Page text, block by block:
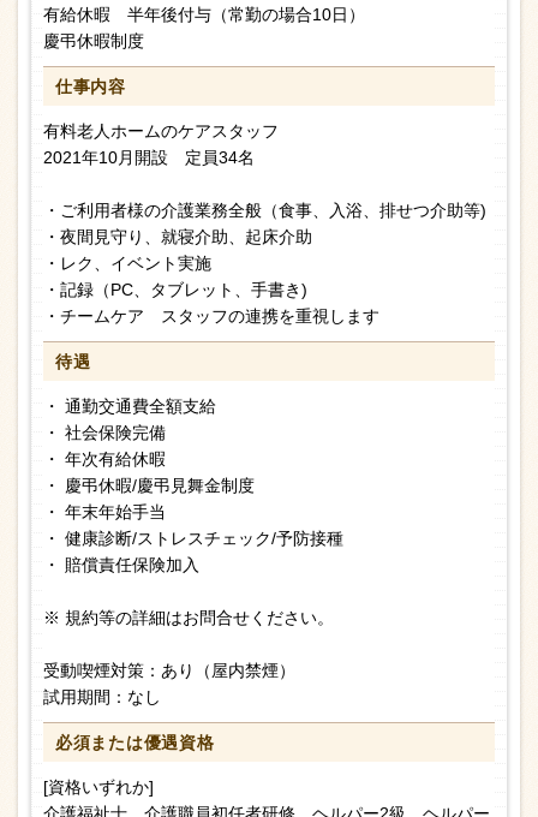
有給休暇 半年後付与（常勤の場合10日）
慶弔休暇制度
仕事内容
有料老人ホームのケアスタッフ
2021年10月開設 定員34名
・ご利用者様の介護業務全般（食事、入浴、排せつ介助等)
・夜間見守り、就寝介助、起床介助
・レク、イベント実施
・記録（PC、タブレット、手書き)
・チームケア スタッフの連携を重視します
待遇
・ 通勤交通費全額支給
・ 社会保険完備
・ 年次有給休暇
・ 慶弔休暇/慶弔見舞金制度
・ 年末年始手当
・ 健康診断/ストレスチェック/予防接種
・ 賠償責任保険加入
※ 規約等の詳細はお問合せください。
受動喫煙対策：あり（屋内禁煙）
試用期間：なし
必須または優遇資格
[資格いずれか]